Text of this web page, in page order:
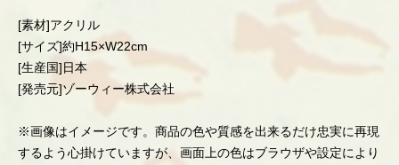
[素材]アクリル
[サイズ]約H15×W22cm
[生産国]日本
[発売元]ゾーウィー株式会社
※画像はイメージです。商品の色や質感を出来るだけ忠実に再現
するよう心掛けていますが、画面上の色はブラウザや設定により